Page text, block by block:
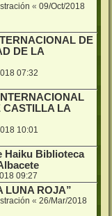
« 09/Oct/2018
DE
DE LA
07:32
CASTILLA LA
10:01
Haiku Biblioteca
09:27
LUNA ROJA”
« 26/Mar/2018